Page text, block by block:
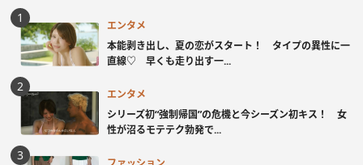
エンタメ
本能剥き出し、夏の恋がスタート！ タイプの異性に一
直線♡ 早くも走り出す一...
エンタメ
シリーズ初“強制帰国”の危機と今シーズン初キス！ 女
性が沼るモテテク勃発で...